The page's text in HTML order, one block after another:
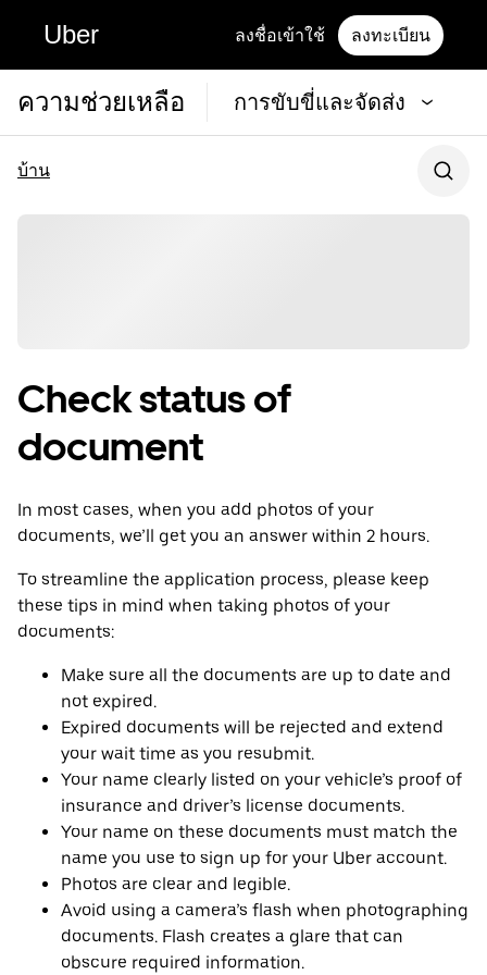
Uber ลงชื่อเข้าใช้ ลงทะเบียน
ความช่วยเหลือ การขับขี่และจัดส่ง
บ้าน
Check status of
document
In most cases, when you add photos of your
documents, we’ll get you an answer within 2 hours.
To streamline the application process, please keep
these tips in mind when taking photos of your
documents:
Make sure all the documents are up to date and
not expired.
Expired documents will be rejected and extend
your wait time as you resubmit.
Your name clearly listed on your vehicle’s proof of
insurance and driver’s license documents.
Your name on these documents must match the
name you use to sign up for your Uber account.
Photos are clear and legible.
Avoid using a camera’s flash when photographing
documents. Flash creates a glare that can
obscure required information.